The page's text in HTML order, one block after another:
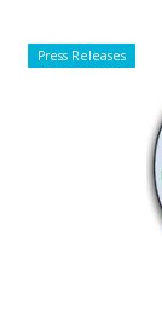
Press Releases